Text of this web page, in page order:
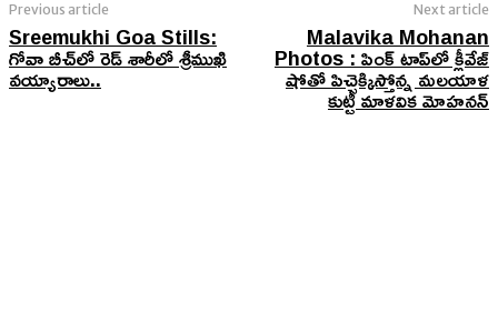
Previous article
Sreemukhi Goa Stills:
గోవా బీచ్​లో రెడ్ శారీలో శ్రీముఖి
వయ్యారాలు..
Next article
Malavika Mohanan
Photos : పింక్ టాప్​లో క్లీవేజ్
షోతో పిచ్చెక్కిస్తోన్న మలయాళ
కుట్టీ మాళవిక మోహనన్